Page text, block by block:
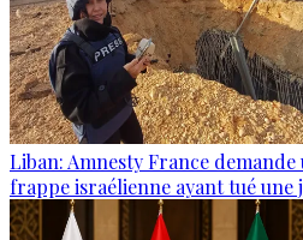
Liban: Amnesty France
frappe israélienne ayant tué une